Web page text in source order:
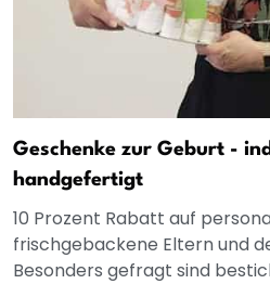
Geschenke zur Geburt -
handgefertigt
10 Prozent Rabatt auf
frischgebackene Eltern und
Besonders gefragt sind